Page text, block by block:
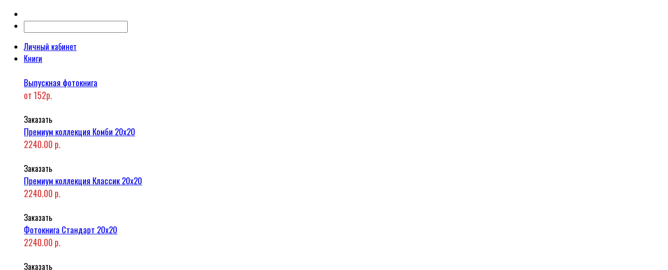
Личный кабинет
Книги
Выпускная фотокнига
от 152р.
Заказать
Премиум коллекция Комби 20x20
2240.00 р.
Заказать
Премиум коллекция Классик 20x20
2240.00 р.
Заказать
Фотокнига Стандарт 20x20
2240.00 р.
Заказать